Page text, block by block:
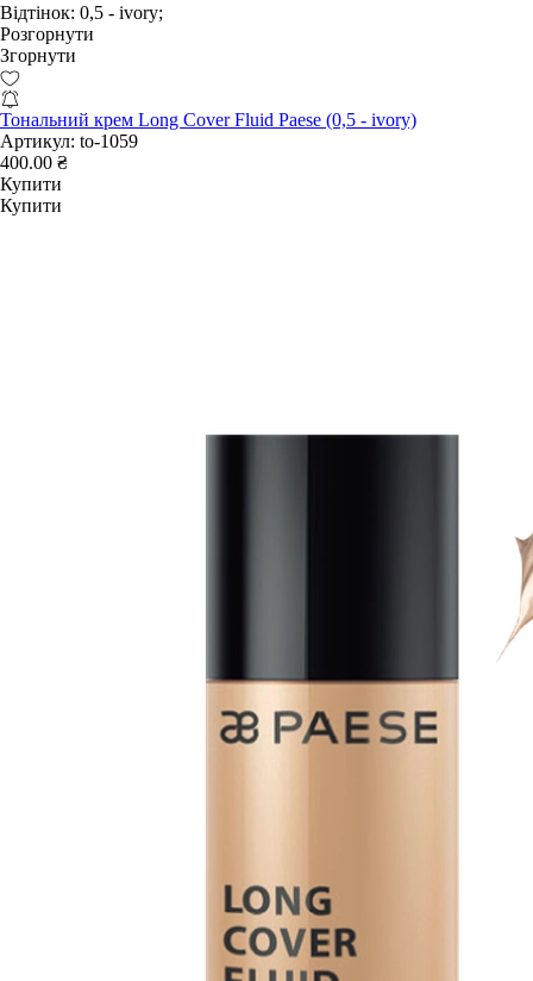
Відтінок: 0,5 - ivory;
Розгорнути
Згорнути
Тональний крем Long Cover Fluid Paese (0,5 - ivory)
Артикул: to-1059
400.00 ₴
Купити
Купити